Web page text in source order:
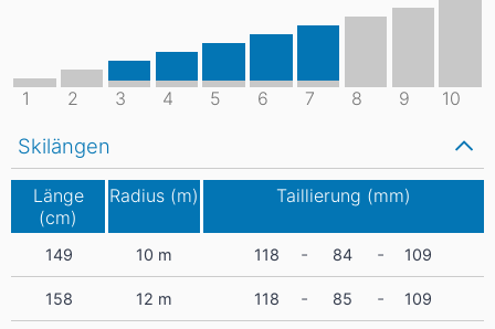
1 2 3 4 5 6 7 8 9 10
Skilängen
Länge
(cm)
Radius (m) Taillierung (mm)
149 10 m 118 - 84 - 109
158 12 m 118 - 85 - 109